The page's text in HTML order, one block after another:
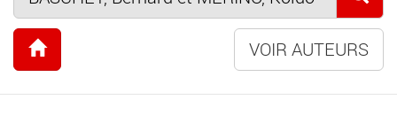
VOIR AUTEURS